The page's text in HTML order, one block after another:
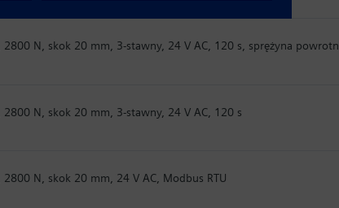
N, skok 20 mm, 3-stawny, 24 V AC, 120 s, sprężyna
N, skok 20 mm, 3-stawny, 24 V AC, 120 s
N, skok 20 mm, 24 V AC, Modbus RTU